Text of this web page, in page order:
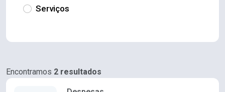
Serviços
Encontramos 2 resultados